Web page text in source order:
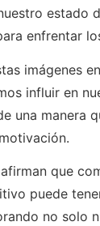
estado
enfrentar
imágenes
influir en
una manera
que
puede
no solo